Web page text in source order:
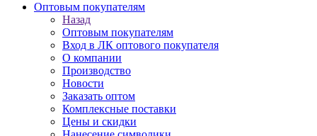
Оптовым покупателям
Назад
Оптовым покупателям
Вход в ЛК оптового покупателя
О компании
Производство
Новости
Заказать оптом
Комплексные поставки
Цены и скидки